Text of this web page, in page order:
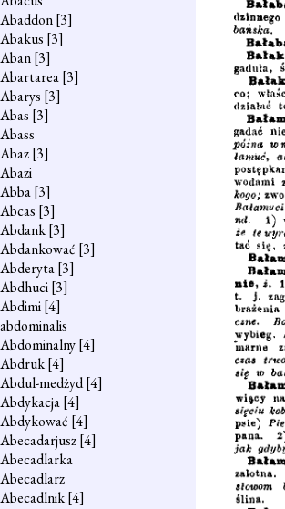
Abaddon[3]
Abakus [3]
Aban[3]
Abartarea[3]
Abarys [3]
Abas [3]
Abass
Abaz[3]
Abazi
Abba[3]
Abcas [3]
Abdank[3]
Abdankować [3]
Abderyta[3]
Abdhuci[3]
Abdimi[4]
abdominalis
Abdominalny[4]
Abdruk[4]
Abdul-medżyd[4]
Abdykacja[4]
Abdykować [4]
Abecadarjusz[4]
Abecadlarka
Abecadlarz
Abecadlnik[4]